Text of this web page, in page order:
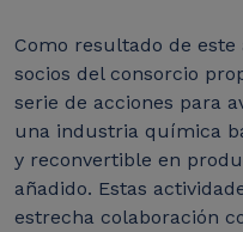
Como resultado de este
socios del consorcio
serie de acciones para
una industria química
y reconvertible en
añadido. Estas
estrecha colaboración